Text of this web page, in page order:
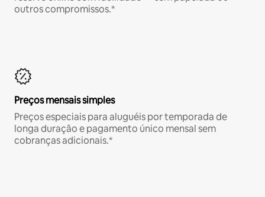
outros compromissos.*
Preços mensais simples
Preços especiais para aluguéis por temporada de
longa duração e pagamento único mensal sem
cobranças adicionais.*